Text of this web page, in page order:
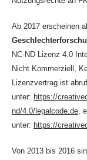
Ab 2017 erscheinen
NC-ND Lizenz 4.0
Nicht Kommerziell,
Lizenzvertrag ist
unter: https://
nd/4.0/legalcode.de,
unter: https://
Von 2013 bis 2016